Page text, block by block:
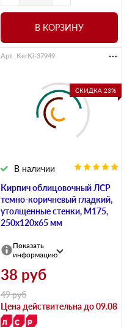
В КОРЗИНУ
СКИДКА 23%
Кирпич облицовочный ЛСР
темно-коричневый гладкий,
утолщенные стенки, М175,
250х120х65 мм
В наличии
Арт. KerKi-37949
Показать
информацию
38 руб
49руб
Цена действительна до 09.08